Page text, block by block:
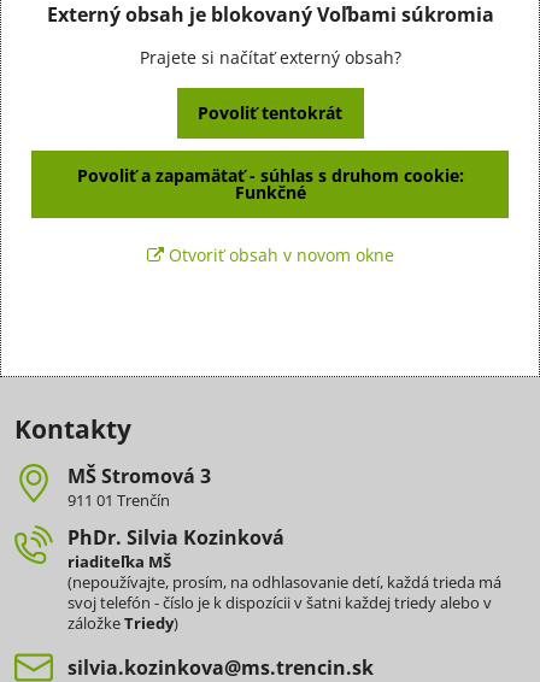
Externý obsah je blokovaný Voľbami súkromia
Prajete si načítať externý obsah?
Povoliť tentokrát
Povoliť a zapamätať - súhlas s druhom cookie:
Funkčné
Otvoriť obsah v novom okne
Kontakty
MŠ Stromová 3
911 01 Trenčín
PhDr​. Silvia Kozinková
riaditeľka MŠ
(nepoužívajte, prosím, na odhlasovanie detí, každá trieda má
svoj telefón - číslo je k dispozícii v šatni každej triedy alebo v
záložkeTriedy)
silvia​.kozinkova​@ms​.trencin​.sk